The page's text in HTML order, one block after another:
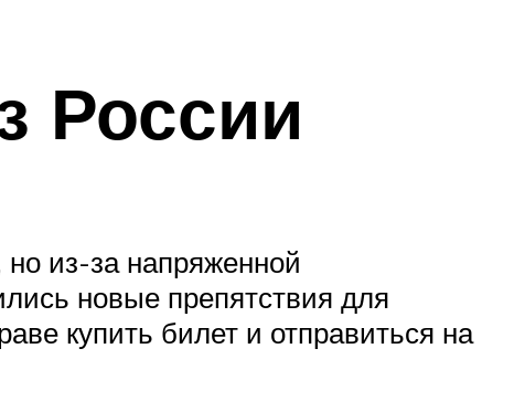
России
из-за напряженной
новые препятствия для
купить билет и отправиться на